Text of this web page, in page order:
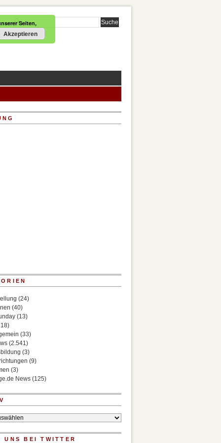
(24)
(40)
(13)
(33)
(2.541)
(3)
(9)
(3)
News (125)
UNS BEI TWITTER
Seiten,
Akzeptieren